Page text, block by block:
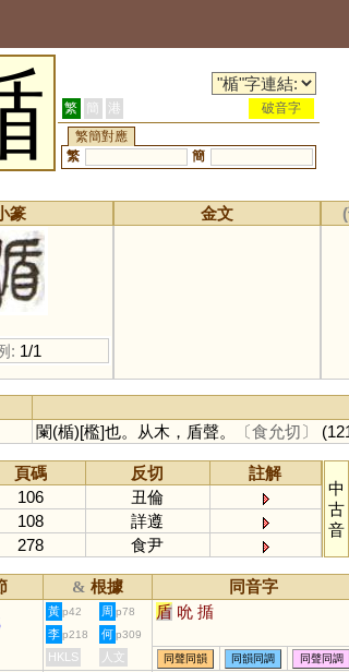
繁 簡 港
破音字
繁簡對應
繁
簡
篆
: 1/1
金文
闌(楯)[檻]也。从木，盾聲。 〔食允切〕
頁碼 反切
註解
106
丑倫
108
詳遵
278 食尹
中
古
音
& 根據 同音字
黃 p42 周 p78 盾 吮 揗
李 p218 何 p309
HKLS 人文 同聲同韻 同韻同調 同聲同調